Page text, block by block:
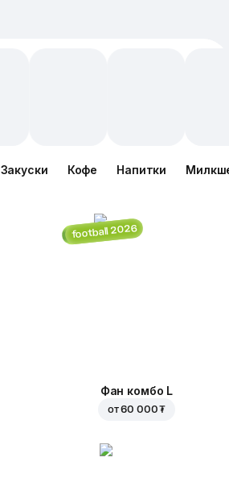
Закуски Кофе Напитки
football 2026
Фан комбо L
от60 000 ₮